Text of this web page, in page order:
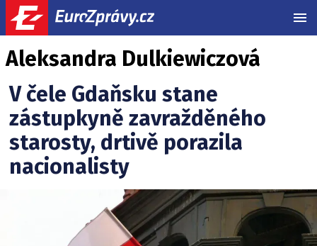
Aleksandra Dulkiewiczová
V čele Gdaňsku stane
zástupkyně zavražděného
starosty, drtivě porazila
nacionalisty